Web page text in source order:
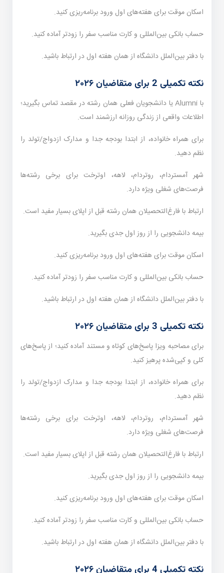
اسکان موقت برای هفته‌های اول ورود برنامه‌ریزی کنید.
حساب بانکی بین‌المللی و کارت مناسب سفر را زودتر آماده کنید.
با دفتر بین‌الملل دانشگاه از همان هفته اول در ارتباط باشید.
نکته تکمیلی 2 برای متقاضیان ۲۰۲۶
با Alumni یا دانشجویان فعلی همان رشته در مقصد تماس بگیرید؛
اطلاعات واقعی از زندگی روزانه ارزشمند است.
برای همراه خانواده، از ابتدا بودجه جدا و مدارک ازدواج/تولد را
نظم دهید.
شهر آمستردام، روتردام، لاهه، اوترخت برای برخی رشته‌ها
فرصت‌های شغلی ویژه دارد.
ارتباط با فارغ‌التحصیلان همان رشته قبل از اپلای بسیار مفید است.
بیمه دانشجویی را از روز اول جدی بگیرید.
اسکان موقت برای هفته‌های اول ورود برنامه‌ریزی کنید.
حساب بانکی بین‌المللی و کارت مناسب سفر را زودتر آماده کنید.
با دفتر بین‌الملل دانشگاه از همان هفته اول در ارتباط باشید.
نکته تکمیلی 3 برای متقاضیان ۲۰۲۶
برای مصاحبه ویزا پاسخ‌های کوتاه و مستند آماده کنید؛ از پاسخ‌های
کلی و کپی‌شده پرهیز کنید.
برای همراه خانواده، از ابتدا بودجه جدا و مدارک ازدواج/تولد را
نظم دهید.
شهر آمستردام، روتردام، لاهه، اوترخت برای برخی رشته‌ها
فرصت‌های شغلی ویژه دارد.
ارتباط با فارغ‌التحصیلان همان رشته قبل از اپلای بسیار مفید است.
بیمه دانشجویی را از روز اول جدی بگیرید.
اسکان موقت برای هفته‌های اول ورود برنامه‌ریزی کنید.
حساب بانکی بین‌المللی و کارت مناسب سفر را زودتر آماده کنید.
با دفتر بین‌الملل دانشگاه از همان هفته اول در ارتباط باشید.
نکته تکمیلی 4 برای متقاضیان ۲۰۲۶